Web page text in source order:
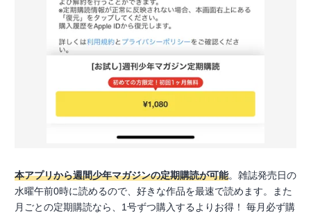
本アプリから週間少年マガジンの定期購読が可能。雑誌発売日の
水曜午前0時に読めるので、好きな作品を最速で読めます。また
月ごとの定期購読なら、1号ずつ購入するよりお得！ 毎月必ず購